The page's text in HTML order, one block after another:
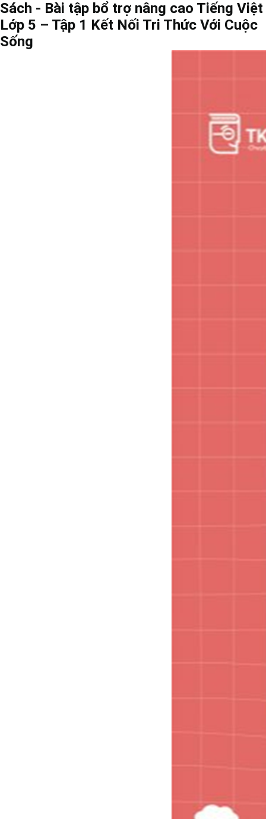
Sách - Bài tập bổ trợ nâng cao Tiếng Việt
Lớp 5 – Tập 1 Kết Nối Tri Thức Với Cuộc
Sống